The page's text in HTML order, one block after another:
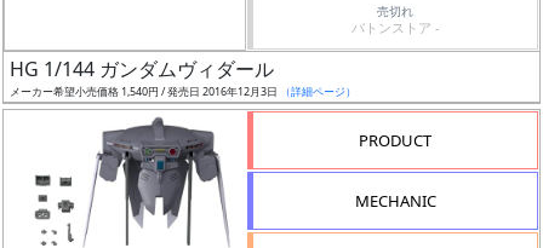
色
売切れ
バトンストア -
HG 1/144 ガンダムヴィダール
メーカー希望小売価格 1,540円 / 発売日 2016年12月3日 （詳細ページ）
PRODUCT
MECHANIC